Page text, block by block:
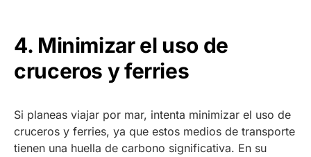
4. Minimizar el uso de
cruceros y ferries
Si planeas viajar por mar, intenta minimizar el uso de
cruceros y ferries, ya que estos medios de transporte
tienen una huella de carbono significativa. En su